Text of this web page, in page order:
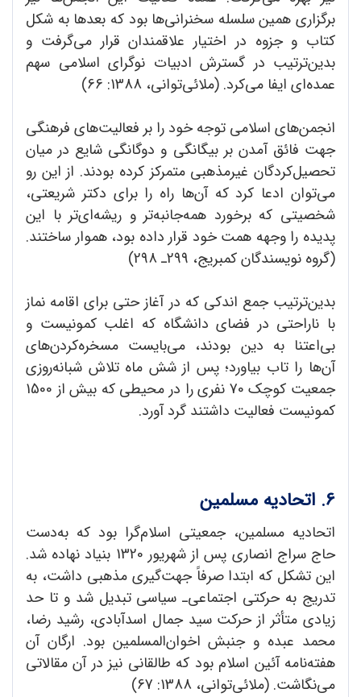
برگزاری همین سلسله سخنرانی‌ها بود که بعدها به شکل
کتاب و جزوه در اختیار علاقمندان قرار می‌گرفت و
بدین‌ترتیب در گسترش ادبیات نوگرای اسلامی سهم
عمده‌ای ایفا می‌کرد. (ملائی‌توانی، ‌1388: 66)
انجمن‌های اسلامی توجه خود را بر فعالیت‌های فرهنگی
جهت فائق آمدن بر بیگانگی و دوگانگی شایع در میان
تحصیل‌کردگان غیرمذهبی متمرکز کرده بودند. از این رو
می‌توان ادعا کرد که آن‌ها راه را برای دکتر شریعتی،
شخصیتی که برخورد همه‌جانبه‌تر و ریشه‌ای‌تر با این
پدیده را وجهه همت خود قرار داده بود، هموار ساختند.
(گروه نویسندگان کمبریج، 299‌ـ 298)
بدین‌ترتیب جمع اندکی که در آغاز حتی برای اقامه نماز
با ناراحتی در فضای دانشگاه که اغلب کمونیست و
بی‌اعتنا به دین بودند، می‌بایست مسخره‌کردن‌های
آن‌ها را تاب بیاورد؛ پس از شش ‌ماه تلاش شبانه‌روزی
جمعیت کوچک 70 نفری را در محیطی که بیش از 1500
کمونیست فعالیت داشتند گرد آورد.
6. اتحادیه مسلمین
اتحادیه مسلمین، جمعیتی اسلام‌گرا بود که به‌دست
حاج سراج انصاری پس از شهریور 1320 بنیاد نهاده شد.
این تشکل که ابتدا صرفاً جهت‌گیری مذهبی داشت، به
تدریج به حرکتی اجتماعی‌ـ سیاسی تبدیل شد و تا حد
زیادی متأثر از حرکت سید جمال‌ اسدآبادی،‌ رشید رضا،
محمد عبده و جنبش اخوان‌المسلمین بود. ارگان آن
هفته‌نامه آئین اسلام بود که طالقانی نیز در آن مقالاتی
می‌نگاشت. (ملائی‌توانی، 1388: 67)